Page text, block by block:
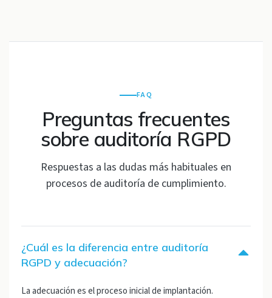
FAQ
Preguntas frecuentes
sobre auditoría RGPD
Respuestas a las dudas más habituales en
procesos de auditoría de cumplimiento.
¿Cuál es la diferencia entre auditoría
RGPD y adecuación?
La adecuación es el proceso inicial de implantación.